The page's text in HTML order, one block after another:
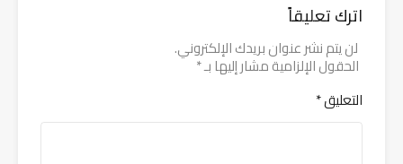
اترك تعليقاً
لن يتم نشر عنوان بريدك الإلكتروني.
الحقول الإلزامية مشار إليها بـ*
التعليق*